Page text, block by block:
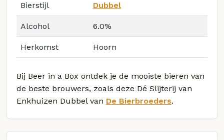
Bierstijl Dubbel
Alcohol 6.0%
Herkomst Hoorn
Bij Beer in a Box ontdek je de mooiste bieren van
de beste brouwers, zoals deze Dé Slijterij van
Enkhuizen Dubbel van De Bierbroeders.